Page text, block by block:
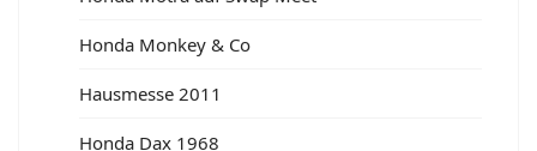
Honda Monkey & Co
Hausmesse 2011
Honda Dax 1968